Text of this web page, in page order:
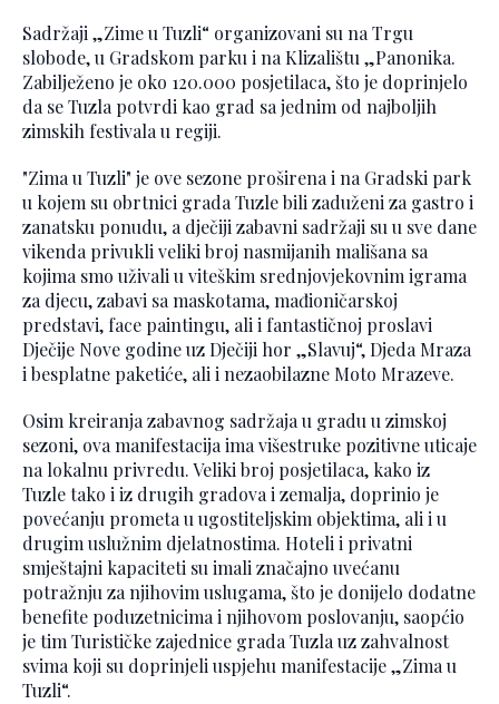
Sadržaji „Zime u Tuzli“ organizovani su na Trgu
slobode, u Gradskom parku i na Klizalištu „Panonika.
Zabilježeno je oko 120.000 posjetilaca, što je doprinjelo
da se Tuzla potvrdi kao grad sa jednim od najboljih
zimskih festivala u regiji.
"Zima u Tuzli" je ove sezone proširena i na Gradski park
u kojem su obrtnici grada Tuzle bili zaduženi za gastro i
zanatsku ponudu, a dječiji zabavni sadržaji su u sve dane
vikenda privukli veliki broj nasmijanih mališana sa
kojima smo uživali u viteškim srednjovjekovnim igrama
za djecu, zabavi sa maskotama, mađioničarskoj
predstavi, face paintingu, ali i fantastičnoj proslavi
Dječije Nove godine uz Dječiji hor „Slavuj“, Djeda Mraza
i besplatne paketiće, ali i nezaobilazne Moto Mrazeve.
Osim kreiranja zabavnog sadržaja u gradu u zimskoj
sezoni, ova manifestacija ima višestruke pozitivne uticaje
na lokalnu privredu. Veliki broj posjetilaca, kako iz
Tuzle tako i iz drugih gradova i zemalja, doprinio je
povećanju prometa u ugostiteljskim objektima, ali i u
drugim uslužnim djelatnostima. Hoteli i privatni
smještajni kapaciteti su imali značajno uvećanu
potražnju za njihovim uslugama, što je donijelo dodatne
benefite poduzetnicima i njihovom poslovanju, saopćio
je tim Turističke zajednice grada Tuzla uz zahvalnost
svima koji su doprinjeli uspjehu manifestacije „Zima u
Tuzli“.